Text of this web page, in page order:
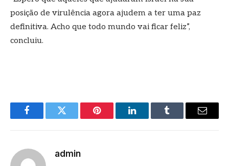
posição de virulência agora ajudem a ter uma paz
definitiva. Acho que todo mundo vai ficar feliz”,
concluiu.
FacebookTwitter Pinterest LinkedInTumblr
E-
admin